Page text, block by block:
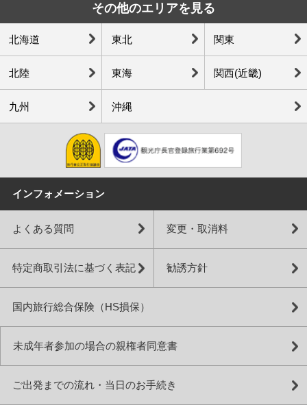
その他のエリアを見る
北海道 東北 関東
北陸 東海 関西(近畿)
九州 沖縄
インフォメーション
よくある質問 変更・取消料
特定商取引法に基づく表記 勧誘方針
国内旅行総合保険（HS損保）
未成年者参加の場合の親権者同意書
ご出発までの流れ・当日のお手続き